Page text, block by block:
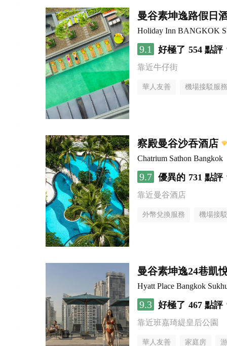
曼谷素坤逸路假日
Holiday Inn BANGKOK
9.1 好極了 554 點評
靠近牛仔街
華人友善 機場接駁服務
察殿曼谷沙吞酒店
Chatrium Sathon Bangkok
9.7 優異的 731 點評
靠近曼谷酒店
外幣兌換服務 機場接
曼谷素坤逸24巷凱
Hyatt Place Bangkok
9.3 好極了 467 點評
靠近班嘉琦緹皇后公園
華人友善 家庭房